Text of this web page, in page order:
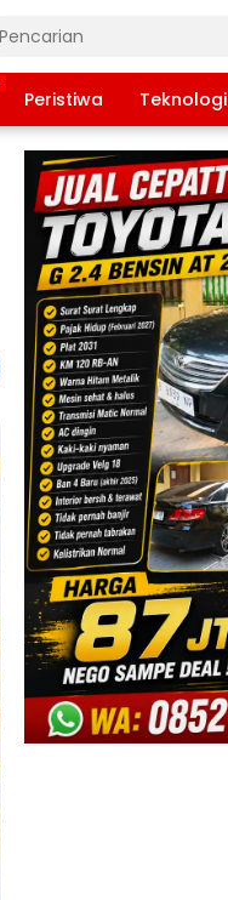
Peristiwa Teknologi